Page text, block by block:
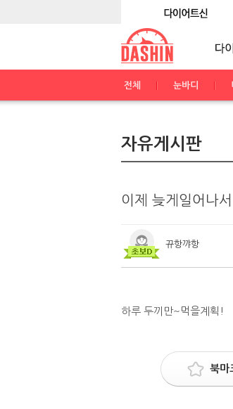
전체 눈바디
자유게시판
이제 늦게일어나서
뀨항꺄항
하루 두끼만~먹을계획!
북마